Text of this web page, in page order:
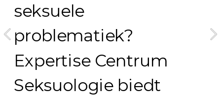
seksuele
problematiek?
Expertise Centrum
Seksuologie biedt